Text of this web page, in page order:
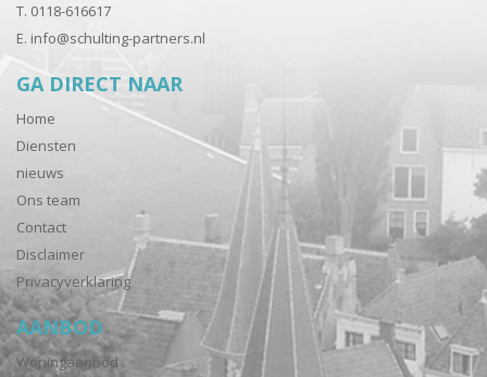
T. 0118-616617
E. info@schulting-partners.nl
GA DIRECT NAAR
Home
Diensten
nieuws
Ons team
Contact
Disclaimer
Privacyverklaring
AANBOD
Woningaanbod